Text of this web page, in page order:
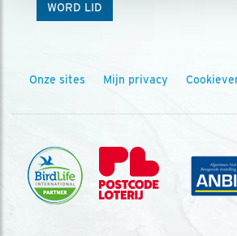
WORD LID
Onze sites Mijn privacy